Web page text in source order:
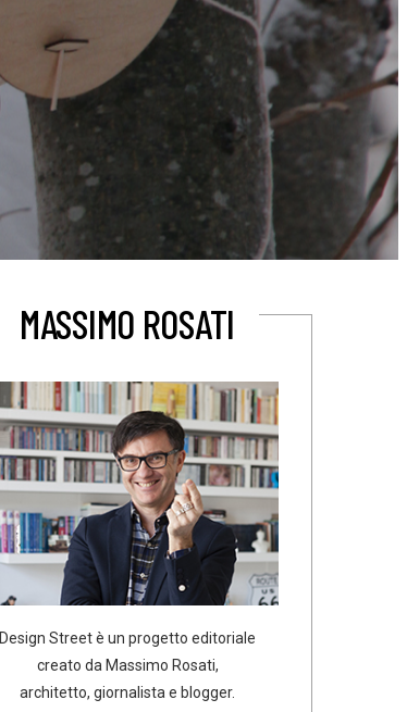
MASSIMO ROSATI
Design Street è un progetto editoriale
creato da Massimo Rosati,
architetto, giornalista e blogger.